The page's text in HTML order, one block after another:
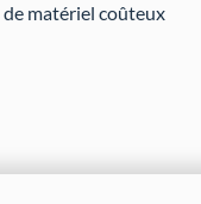
de matériel coûteux